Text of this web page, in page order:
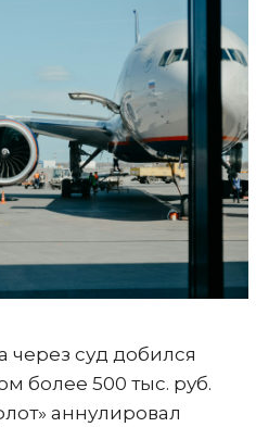
через суд добился
более 500 тыс. руб.
аннулировал